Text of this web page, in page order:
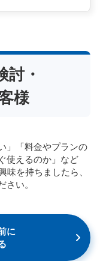
討・
様
」「料金やプランの
使えるのか」など
味を持ちましたら、
い。
に